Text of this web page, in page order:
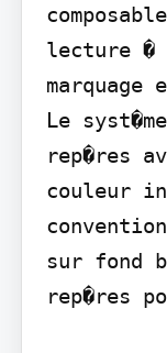
lecture �
marquage
Le
rep�res
couleur
sur fond
rep�res